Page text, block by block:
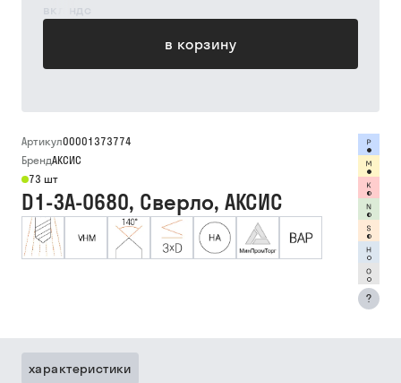
вкл ндс
в корзину
Артикул00001373774
БрендАКСИС
73 шт
D1-3A-0680, Сверло, АКСИС
?
характеристики